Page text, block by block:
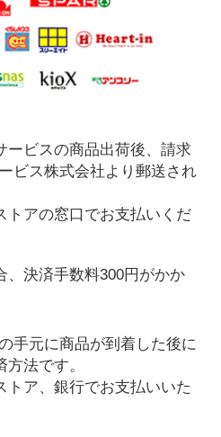
ービスの商品出荷後、請求
ビス株式会社より郵送され
トアの窓口でお支払いくだ
決済手数料300円がかか
手元に商品が到着した後に
法です。
トア、銀行でお支払いいた